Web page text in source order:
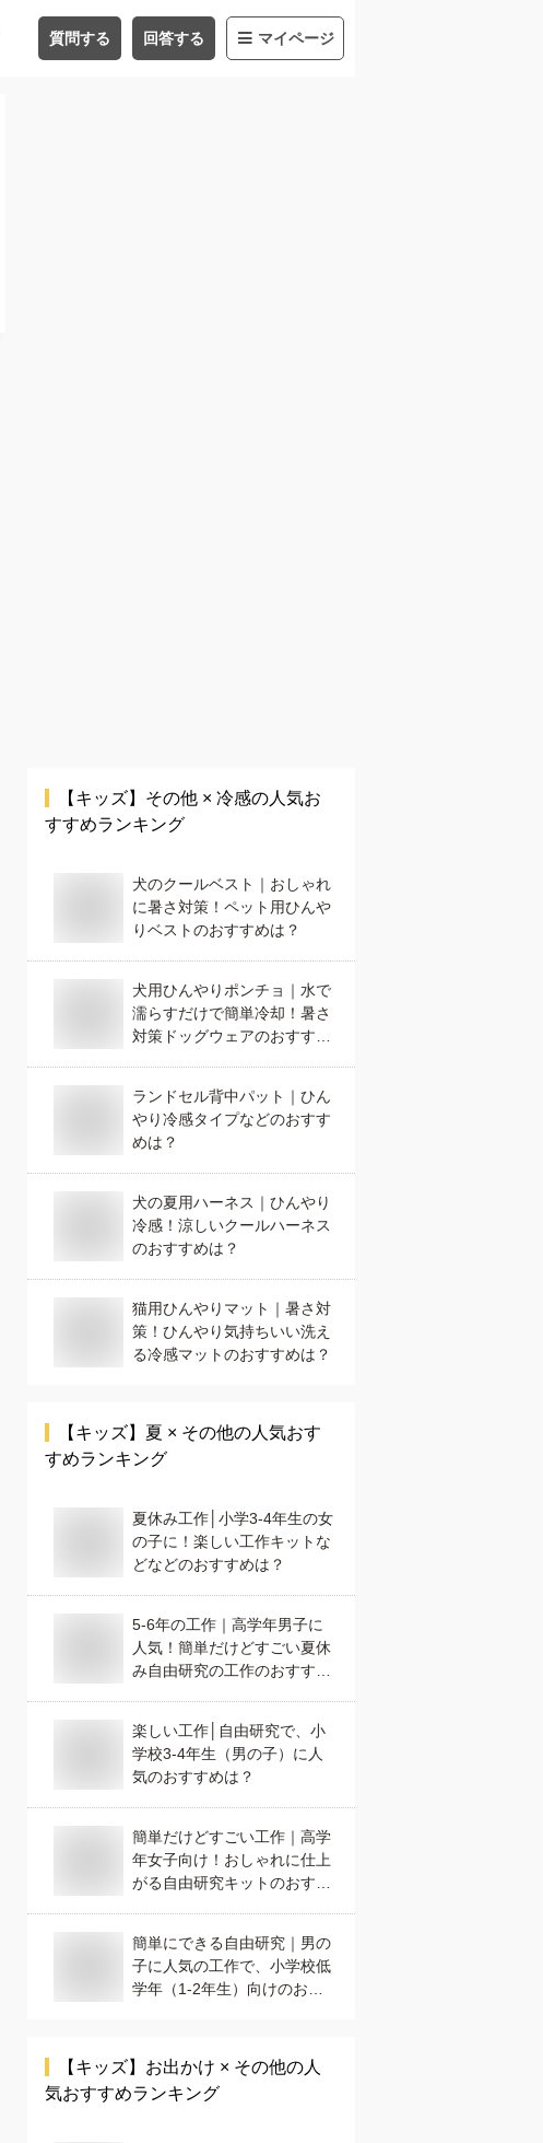
質問する 回答する マイページ
【キッズ】 その他 × 冷感の人気お
すすめランキング
犬のクールベスト｜おしゃれ
に暑さ対策！ペット用ひんや
りベストのおすすめは？
犬用ひんやりポンチョ｜水で
濡らすだけで簡単冷却！暑さ
対策ドッグウェアのおすすめ
ランドセル背中パット｜ひん
やり冷感タイプなどのおすす
めは？
犬の夏用ハーネス｜ひんやり
冷感！涼しいクールハーネス
のおすすめは？
猫用ひんやりマット｜暑さ対
策！ひんやり気持ちいい洗え
る冷感マットのおすすめは？
【キッズ】 夏 × その他の人気おす
すめランキング
夏休み工作│小学3-4年生の女
の子に！楽しい工作キットな
どなどのおすすめは？
5-6年の工作｜高学年男子に
人気！簡単だけどすごい夏休
み自由研究の工作のおすすめ
楽しい工作│自由研究で、小
学校3-4年生（男の子）に人
気のおすすめは？
簡単だけどすごい工作｜高学
年女子向け！おしゃれに仕上
がる自由研究キットのおすす
簡単にできる自由研究｜男の
子に人気の工作で、小学校低
学年（1-2年生）向けのおす
【キッズ】 お出かけ × その他の人
気おすすめランキング